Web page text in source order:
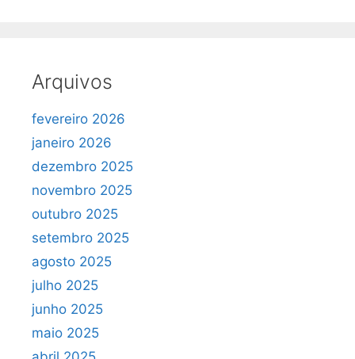
Arquivos
fevereiro 2026
janeiro 2026
dezembro 2025
novembro 2025
outubro 2025
setembro 2025
agosto 2025
julho 2025
junho 2025
maio 2025